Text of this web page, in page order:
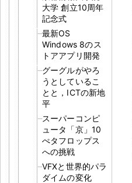
大学 創立10周年
記念式
最新OS
Windows 8のス
トアアプリ開発
グーグルがやろ
うとしているこ
とと，ICTの新地
平
スーパーコンピ
ュータ「京」10
ぺタフロップス
への挑戦
VFXと世界的パラ
ダイムの変化